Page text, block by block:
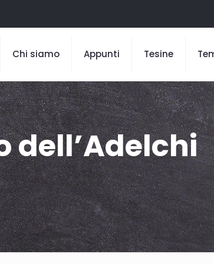
Chi siamo Appunti Tesine
dell’Adelchi